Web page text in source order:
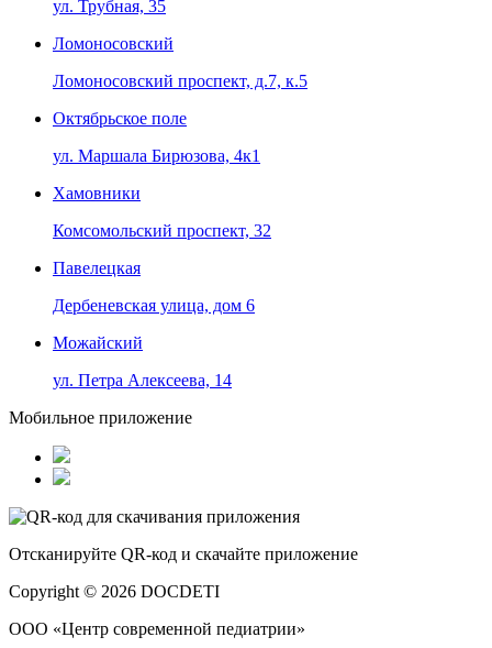
ул. Трубная, 35
Ломоносовский
Ломоносовский проспект, д.7, к.5
Октябрьское поле
ул. Маршала Бирюзова, 4к1
Хамовники
Комсомольский проспект, 32
Павелецкая
Дербеневская улица, дом 6
Можайский
ул. Петра Алексеева, 14
Мобильное приложение
Отсканируйте QR-код и скачайте приложение
Copyright © 2026 DOCDETI
ООО «Центр современной педиатрии»